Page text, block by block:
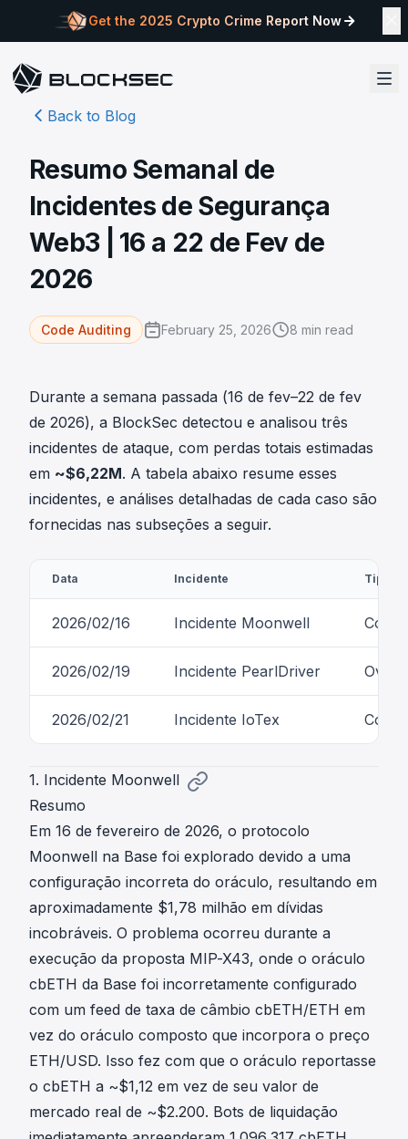
Get the 2025 Crypto Crime Report Now
Back to Blog
Resumo Semanal de
Incidentes de Segurança
Web3 | 16 a 22 de Fev de
2026
Code Auditing February 25, 2026 8 min read
Durante a semana passada (16 de fev–22 de fev
de 2026), a BlockSec detectou e analisou três
incidentes de ataque, com perdas totais estimadas
em ~$6,22M. A tabela abaixo resume esses
incidentes, e análises detalhadas de cada caso são
fornecidas nas subseções a seguir.
Data Incidente Tipo
2026/02/16 Incidente Moonwell
2026/02/19 Incidente PearlDriver
2026/02/21 Incidente IoTex
1. Incidente Moonwell
Resumo
Em 16 de fevereiro de 2026, o protocolo
Moonwell na Base foi explorado devido a uma
configuração incorreta do oráculo, resultando em
aproximadamente $1,78 milhão em dívidas
incobráveis. O problema ocorreu durante a
execução da proposta MIP-X43, onde o oráculo
cbETH da Base foi incorretamente configurado
com um feed de taxa de câmbio cbETH/ETH em
vez do oráculo composto que incorpora o preço
ETH/USD. Isso fez com que o oráculo reportasse
o cbETH a ~$1,12 em vez de seu valor de
mercado real de ~$2.200. Bots de liquidação